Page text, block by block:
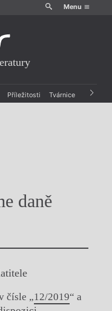
Menu
Příležitosti Tvárnice Archiv
daně
čísle „12/2019“ a